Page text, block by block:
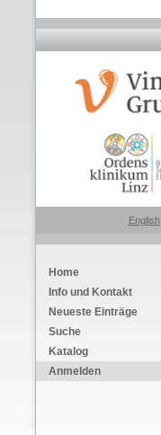
English
Home
Info und Kontakt
Neueste Einträge
Suche
Katalog
Anmelden